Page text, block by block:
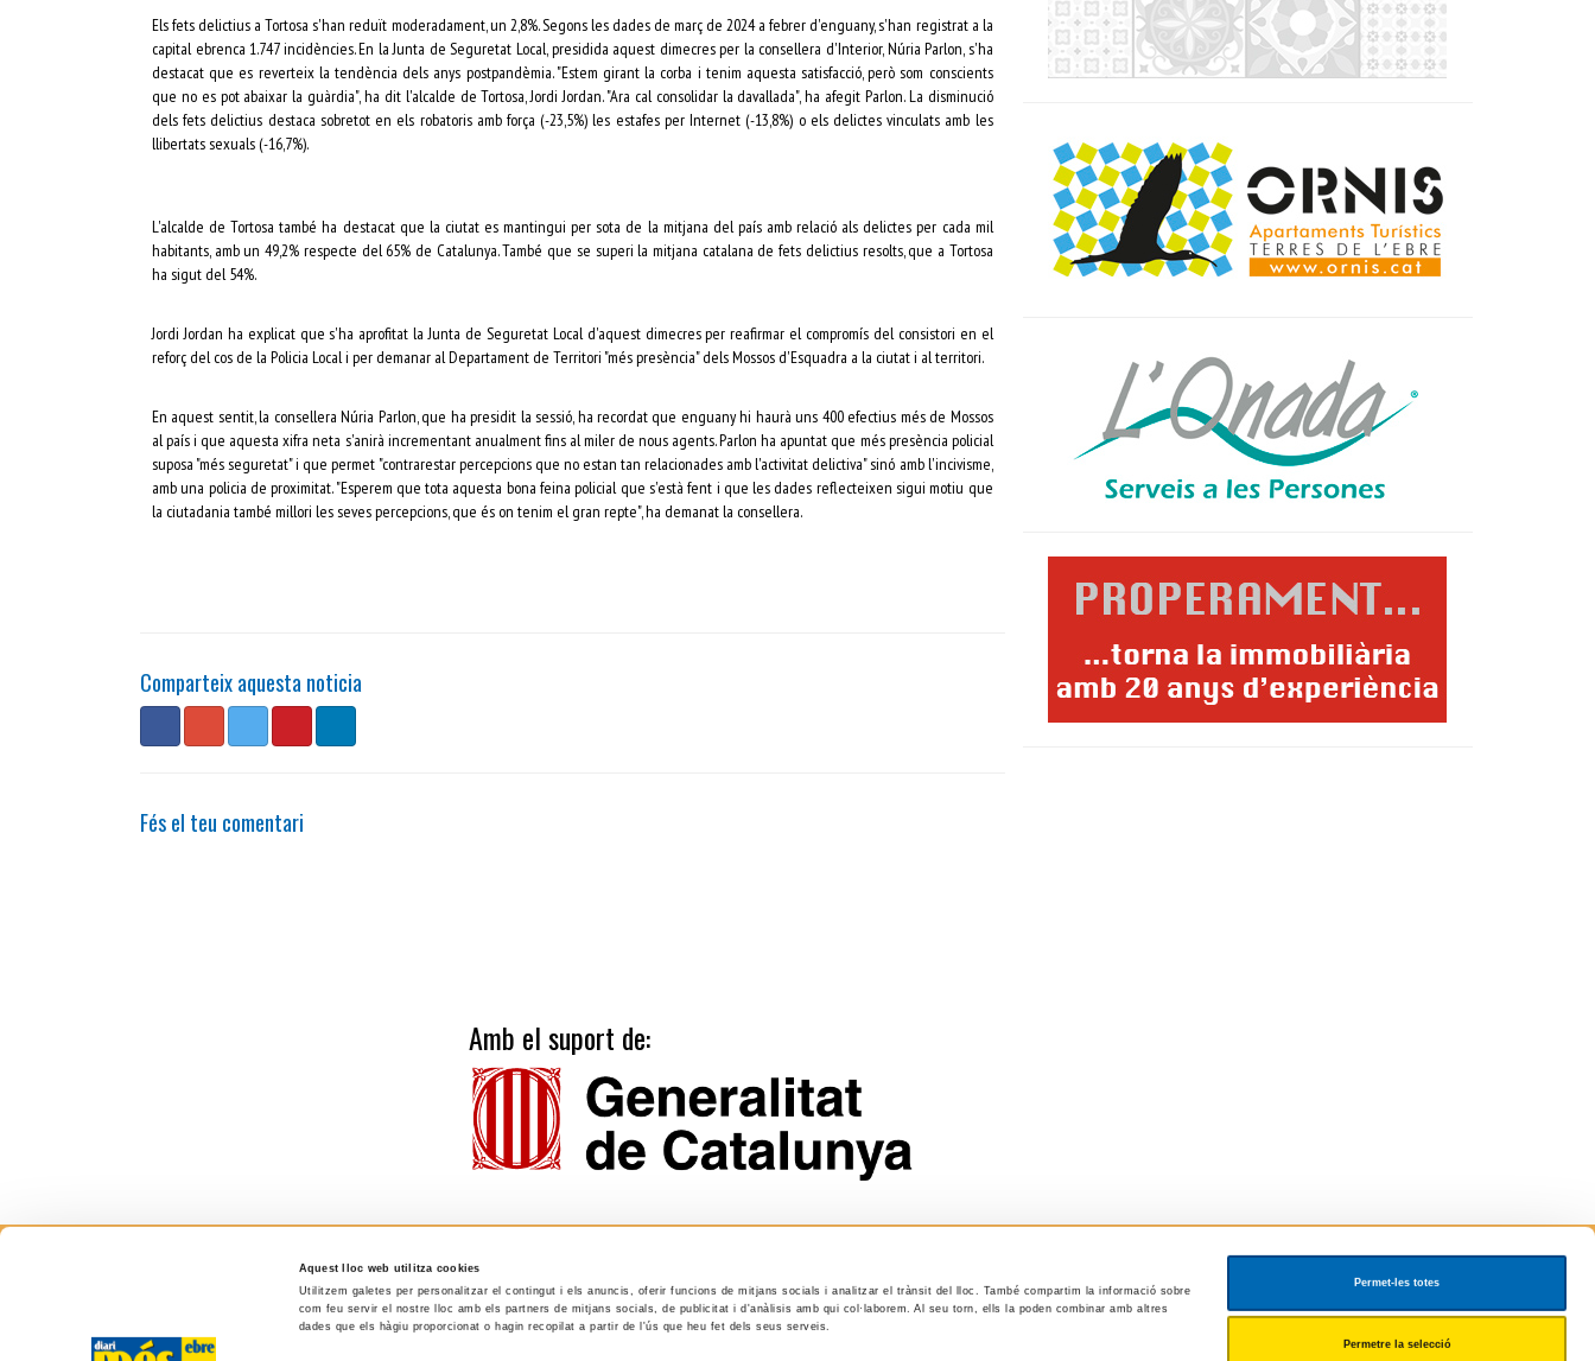
Aquest lloc web utilitza cookies
Utilitzem galetes per personalitzar el contingut i els anuncis, oferir funcions de mitjans socials i analitzar el trànsit del lloc. També compartim la informació sobre
com feu servir el nostre lloc amb els partners de mitjans socials, de publicitat i d'anàlisis amb qui col·laborem. Al seu torn, ells la poden combinar amb altres
dades que els hàgiu proporcionat o hagin recopilat a partir de l'ús que heu fet dels seus serveis.
Permet-les totes
Permetre la selecció
Els fets delictius a Tortosa s'han reduït moderadament, un 2,8%. Segons les dades de març de 2024 a febrer d'enguany, s'han registrat a la
capital ebrenca 1.747 incidències. En la Junta de Seguretat Local, presidida aquest dimecres per la consellera d'Interior, Núria Parlon, s'ha
destacat que es reverteix la tendència dels anys postpandèmia. "Estem girant la corba i tenim aquesta satisfacció, però som conscients
que no es pot abaixar la guàrdia", ha dit l'alcalde de Tortosa, Jordi Jordan. "Ara cal consolidar la davallada", ha afegit Parlon. La disminució
dels fets delictius destaca sobretot en els robatoris amb força (-23,5%) les estafes per Internet (-13,8%) o els delictes vinculats amb les
llibertats sexuals (-16,7%).
L'alcalde de Tortosa també ha destacat que la ciutat es mantingui per sota de la mitjana del país amb relació als delictes per cada mil
habitants, amb un 49,2% respecte del 65% de Catalunya. També que se superi la mitjana catalana de fets delictius resolts, que a Tortosa
ha sigut del 54%.
Jordi Jordan ha explicat que s'ha aprofitat la Junta de Seguretat Local d'aquest dimecres per reafirmar el compromís del consistori en el
reforç del cos de la Policia Local i per demanar al Departament de Territori "més presència" dels Mossos d'Esquadra a la ciutat i al territori.
En aquest sentit, la consellera Núria Parlon, que ha presidit la sessió, ha recordat que enguany hi haurà uns 400 efectius més de Mossos
al país i que aquesta xifra neta s'anirà incrementant anualment fins al miler de nous agents. Parlon ha apuntat que més presència policial
suposa "més seguretat" i que permet "contrarestar percepcions que no estan tan relacionades amb l'activitat delictiva" sinó amb l'incivisme,
amb una policia de proximitat. "Esperem que tota aquesta bona feina policial que s'està fent i que les dades reflecteixen sigui motiu que
la ciutadania també millori les seves percepcions, que és on tenim el gran repte", ha demanat la consellera.
Comparteix aquesta noticia
Fés el teu comentari
Amb el suport de:
Tarifes
Calendari publicacions